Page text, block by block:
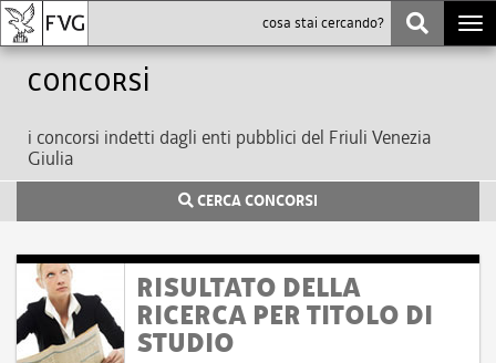
Concorsi
i concorsi indetti dagli enti pubblici del Friuli Venezia
Giulia
CERCA CONCORSI
RISULTATO DELLA
RICERCA PER TITOLO DI
STUDIO